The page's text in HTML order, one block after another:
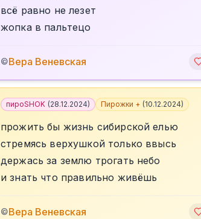
всё равно не лезет
жопка в пальтецо
©Вера Веневская
пироSHOK (28.12.2024) Пирожки + (10.12.2024)
прожить бы жизнь сибирской елью
стремясь верхушкой только ввысь
держась за землю трогать небо
и знать что правильно живёшь
©Вера Веневская